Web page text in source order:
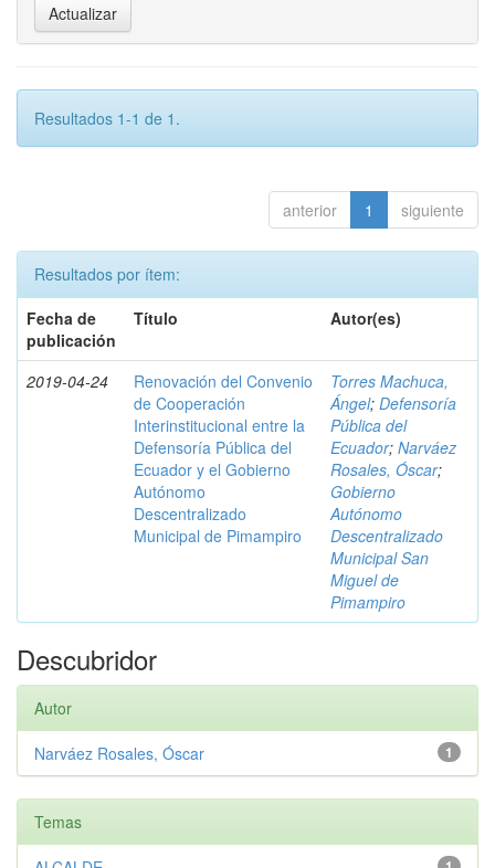
Resultados 1-1 de 1.
anterior 1 siguiente
Resultados por ítem:
Fecha de
publicación
Título Autor(es)
2019-04-24
Renovación del Convenio
de Cooperación
Interinstitucional entre la
Defensoría Pública del
Ecuador y el Gobierno
Autónomo
Descentralizado
Municipal de Pimampiro
Torres Machuca,
Ángel; Defensoría
Pública del
Ecuador; Narváez
Rosales, Óscar;
Gobierno
Autónomo
Descentralizado
Municipal San
Miguel de
Pimampiro
Descubridor
Autor
1
Narváez Rosales, Óscar
Temas